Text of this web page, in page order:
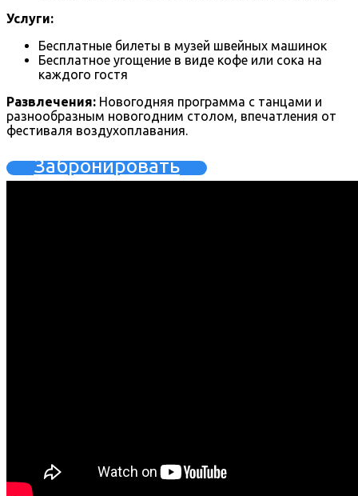
Услуги:
Бесплатные билеты в музей швейных машинок
Бесплатное угощение в виде кофе или сока на
каждого гостя
Развлечения: Новогодняя программа с танцами и
разнообразным новогодним столом, впечатления от
фестиваля воздухоплавания.
Забронировать